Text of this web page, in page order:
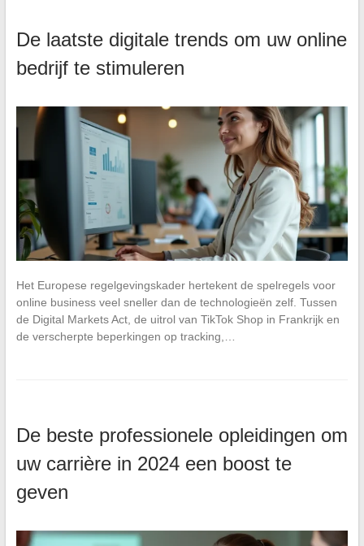
De laatste digitale trends om uw online
bedrijf te stimuleren
Het Europese regelgevingskader hertekent de spelregels voor
online business veel sneller dan de technologieën zelf. Tussen
de Digital Markets Act, de uitrol van TikTok Shop in Frankrijk en
de verscherpte beperkingen op tracking,…
De beste professionele opleidingen om
uw carrière in 2024 een boost te
geven